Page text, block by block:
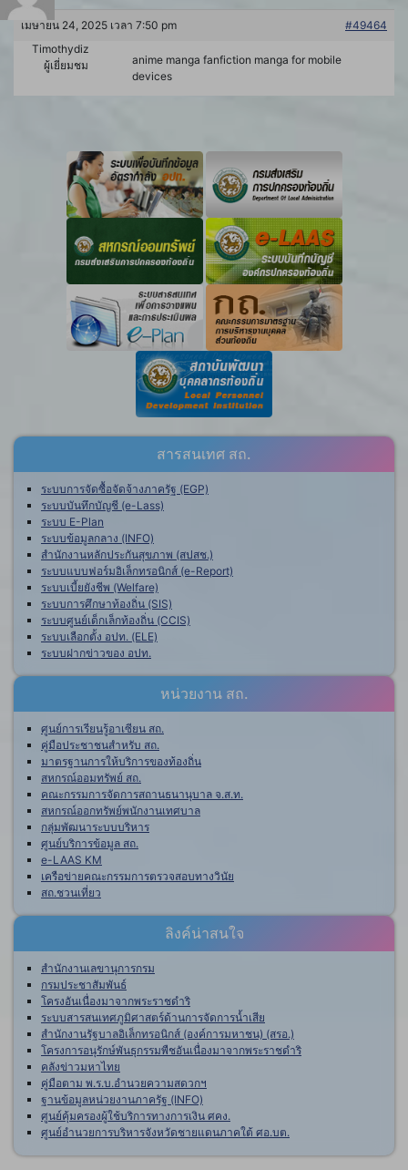
เมษายน 24, 2025 เวลา 7:50 pm
#49464
Timothydiz
ผู้เยี่ยมชม
anime manga fanfiction manga for mobile
devices
สารสนเทศ สถ.
ระบบการจัดซื้อจัดจ้างภาครัฐ (EGP)
ระบบบันทึกบัญชี (e-Lass)
ระบบ E-Plan
ระบบข้อมูลกลาง (INFO)
สำนักงานหลักประกันสุขภาพ (สปสช.)
ระบบแบบฟอร์มอิเล็กทรอนิกส์ (e-Report)
ระบบเบี้ยยังชีพ (Welfare)
ระบบการศึกษาท้องถิ่น (SIS)
ระบบศูนย์เด็กเล็กท้องถิ่น (CCIS)
ระบบเลือกตั้ง อปท. (ELE)
ระบบฝากข่าวของ อปท.
หน่วยงาน สถ.
ศูนย์การเรียนรู้อาเซียน สถ.
คู่มือประชาชนสำหรับ สถ.
มาตรฐานการให้บริการของท้องถิ่น
สหกรณ์ออมทรัพย์ สถ.
คณะกรรมการจัดการสถานธนานุบาล จ.ส.ท.
สหกรณ์ออกทรัพย์พนักงานเทศบาล
กลุ่มพัฒนาระบบบริหาร
ศูนย์บริการข้อมูล สถ.
e-LAAS KM
เครือข่ายคณะกรรมการตรวจสอบทางวินัย
สถ.ชวนเที่ยว
ลิงค์น่าสนใจ
สำนักงานเลขานุการกรม
กรมประชาสัมพันธ์
โครงอันเนื่องมาจากพระราชดำริ
ระบบสารสนเทศภูมิศาสตร์ด้านการจัดการน้ำเสีย
สำนักงานรัฐบาลอิเล็กทรอนิกส์ (องค์การมหาชน) (สรอ.)
โครงการอนุรักษ์พันธุกรรมพืชอันเนื่องมาจากพระราชดำริ
คลังข่าวมหาไทย
คู่มือตาม พ.ร.บ.อำนวยความสดวกฯ
ฐานข้อมูลหน่วยงานภาครัฐ (INFO)
ศูนย์คุ้มครองผู้ใช้บริการทางการเงิน ศคง.
ศูนย์อำนวยการบริหารจังหวัดชายแดนภาคใต้ ศอ.บต.